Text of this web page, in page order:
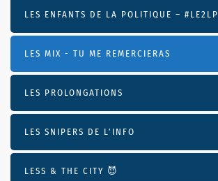
LES ENFANTS DE LA POLITIQUE – #LE2LP
LES MIX - TU ME REMERCIERAS
LES PROLONGATIONS
LES SNIPERS DE L’INFO
LESS & THE CITY 😈